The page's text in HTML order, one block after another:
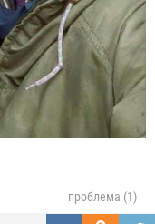
проблема (1)